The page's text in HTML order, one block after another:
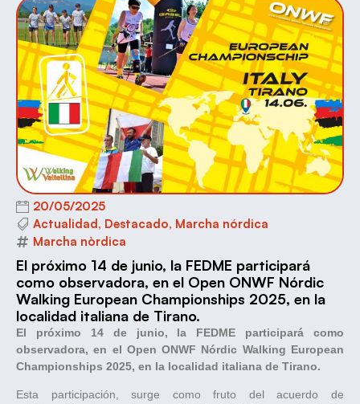
20/05/2025
Actualidad, Destacado, Marcha nórdica
Marcha nòrdica
El próximo 14 de junio, la FEDME participará
como observadora, en el Open ONWF Nórdic
Walking European Championships 2025, en la
localidad italiana de Tirano.
El próximo 14 de junio, la FEDME participará como
observadora, en el Open ONWF Nórdic Walking European
Championships 2025, en la localidad italiana de Tirano.
Esta participación, surge como fruto del acuerdo de